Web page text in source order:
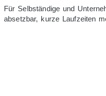
Für Selbständige und
absetzbar, kurze Laufzeiten